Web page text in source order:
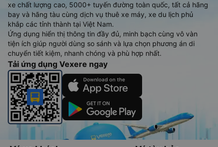
xe chất lượng cao, 5000+ tuyến đường toàn quốc, tất cả hãng
bay và hãng tàu cùng dịch vụ thuê xe máy, xe du lịch phủ
khắp các tỉnh thành tại Việt Nam.
Ứng dụng hiển thị thông tin đầy đủ, minh bạch cùng vô vàn
tiện ích giúp người dùng so sánh và lựa chọn phương án di
chuyển tiết kiệm, nhanh chóng và phù hợp nhất.
Tải ứng dụng Vexere ngay